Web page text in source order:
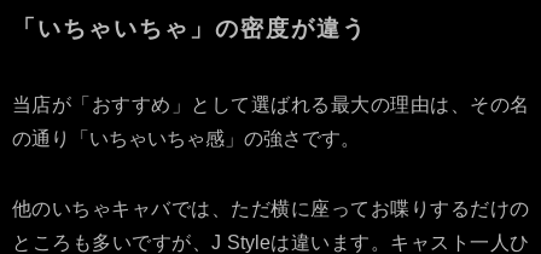
「いちゃいちゃ」の密度が違う
当店が「おすすめ」として選ばれる最大の理由は、その名
の通り「いちゃいちゃ感」の強さです。
他のいちゃキャバでは、ただ横に座ってお喋りするだけの
ところも多いですが、J Styleは違います。キャスト一人ひ